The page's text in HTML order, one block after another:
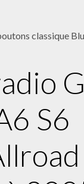
classique
S6